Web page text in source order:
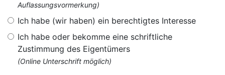
Auflassungsvormerkung)
Ich habe (wir haben) ein berechtigtes Interesse
Ich habe oder bekomme eine schriftliche
Zustimmung des Eigentümers
(Online Unterschrift möglich)